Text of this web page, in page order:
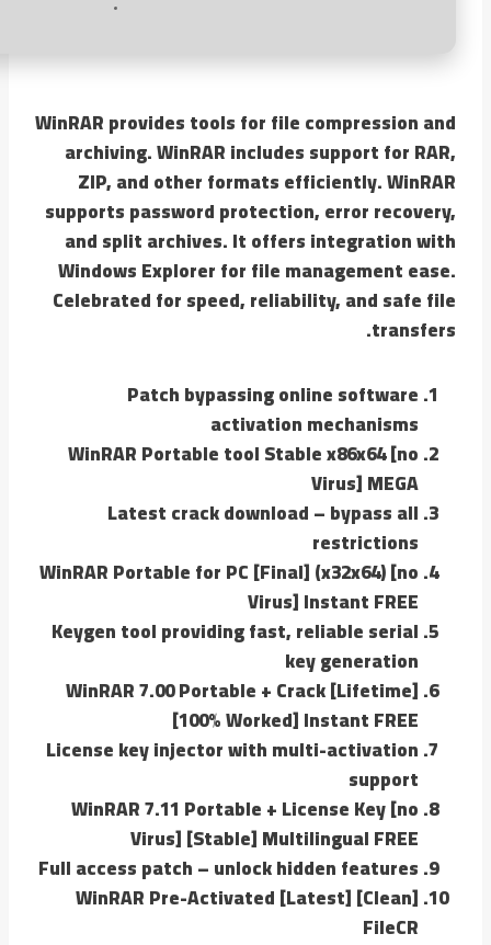
WinRAR provides tools for file compression and
archiving. WinRAR includes support for RAR,
ZIP, and other formats efficiently. WinRAR
supports password protection, error recovery,
and split archives. It offers integration with
Windows Explorer for file management ease.
Celebrated for speed, reliability, and safe file
transfers.
Patch bypassing online software
activation mechanisms
WinRAR Portable tool Stable x86x64 [no
Virus] MEGA
Latest crack download – bypass all
restrictions
WinRAR Portable for PC [Final] (x32x64) [no
Virus] Instant FREE
Keygen tool providing fast, reliable serial
key generation
WinRAR 7.00 Portable + Crack [Lifetime]
[100% Worked] Instant FREE
License key injector with multi-activation
support
WinRAR 7.11 Portable + License Key [no
Virus] [Stable] Multilingual FREE
Full access patch – unlock hidden features
WinRAR Pre-Activated [Latest] [Clean]
FileCR